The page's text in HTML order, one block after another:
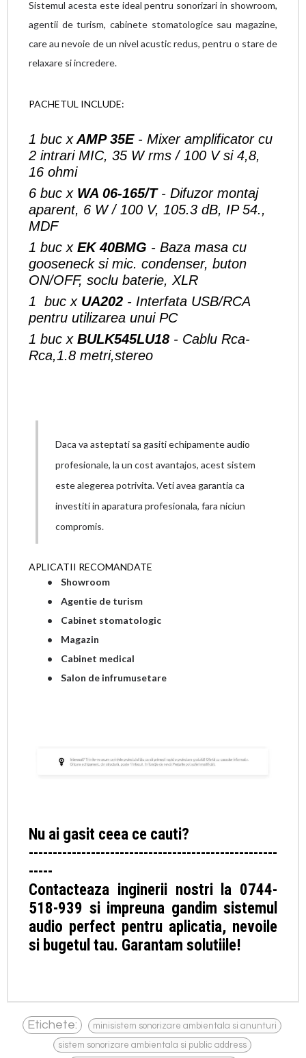
Sistemul acesta este ideal pentru sonorizari in showroom,
agentii de turism, cabinete stomatologice sau magazine,
care au nevoie de un nivel acustic redus, pentru o stare de
relaxare si incredere.
PACHETUL INCLUDE:
1 buc xAMP 35E- Mixer amplificator cu
2 intrari MIC, 35 W rms / 100 V si 4,8,
16 ohmi
6 buc x WA 06-165/T- Difuzor montaj
aparent, 6 W / 100 V, 105.3 dB, IP 54.,
MDF
1 buc x EK 40BMG - Baza masa cu
gooseneck si mic. condenser, buton
ON/OFF, soclu baterie, XLR
1 buc x UA202 - Interfata USB/RCA
pentru utilizarea unui PC
1 buc x BULK545LU18 - Cablu Rca-
Rca,1.8 metri,stereo
Daca va asteptati sa gasiti echipamente audio
profesionale, la un cost avantajos, acest sistem
este alegerea potrivita. Veti avea garantia ca
investiti in aparatura profesionala, fara niciun
compromis.
APLICATII RECOMANDATE
• Showroom
• Agentie de turism
• Cabinet stomatologic
• Magazin
• Cabinet medical
• Salon de infrumusetare
Nu ai gasit ceea ce cauti?
----------------------------------------------------
-----
Contacteaza inginerii nostri la 0744-
518-939 si impreuna gandim sistemul
audio perfect pentru aplicatia, nevoile
si bugetul tau. Garantam solutiile!
Etichete: minisistem sonorizare ambientala si anunturi
sistem sonorizare ambientala si public address ,